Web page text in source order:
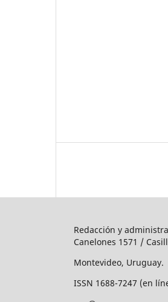
Redacción y
Canelones 1571 /
Montevideo, Uruguay.
ISSN 1688-7247 (en